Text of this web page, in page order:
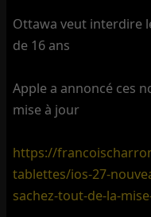
Ottawa veut interdire
de 16 ans
Apple a annoncé ces
mise à jour
https://
tablettes/ios-27-
sachez-tout-de-la-